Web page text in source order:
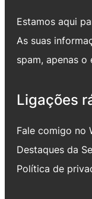
Estamos aqui
As suas
spam, apenas o
Ligações
Fale comigo no
Destaques da
Política de